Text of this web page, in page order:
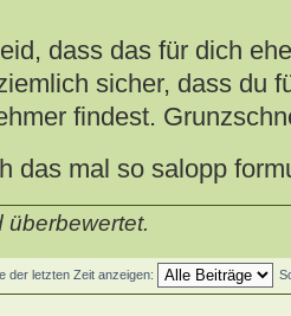
dass das für dich
sicher, dass du
findest.
das mal so salopp
überbewertet.
der letzten Zeit anzeigen: